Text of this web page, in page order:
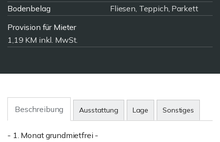
Bodenbelag
Fliesen, Teppich, Parkett
Provision für Mieter
1,19 KM inkl. MwSt.
Beschreibung Ausstattung Lage Sonstiges
- 1. Monat grundmietfrei -